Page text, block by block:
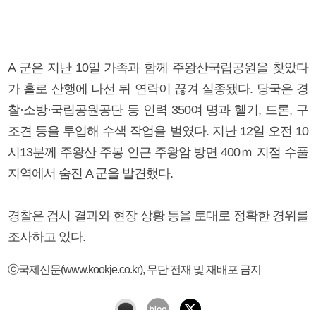
A 군은 지난 10일 가족과 함께 주왕산국립공원을 찾았다
가 홀로 산행에 나선 뒤 연락이 끊겨 실종됐다. 당국은 경
찰·소방·국립공원공단 등 인력 350여 명과 헬기, 드론, 구
조견 등을 투입해 수색 작업을 벌였다. 지난 12일 오전 10
시13분께 주왕산 주봉 인근 주왕암 방면 400ｍ 지점 수풀
지역에서 숨진 A 군을 발견했다.
경찰은 검시 결과와 현장 상황 등을 토대로 정확한 경위를
조사하고 있다.
ⓒ국제신문(www.kookje.co.kr), 무단 전재 및 재배포 금지